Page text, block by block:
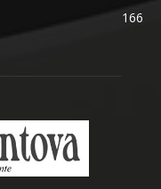
166